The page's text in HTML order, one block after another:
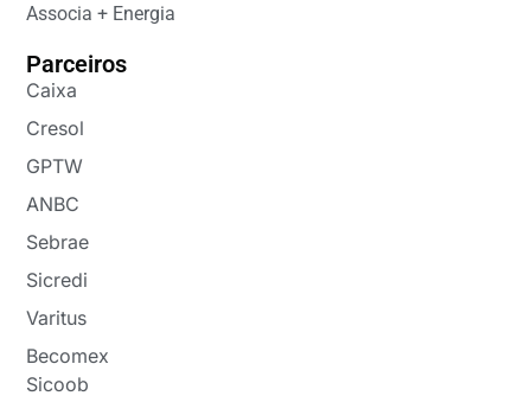
Associa + Energia
Parceiros
Caixa
Cresol
GPTW
ANBC
Sebrae
Sicredi
Varitus
Becomex
Sicoob